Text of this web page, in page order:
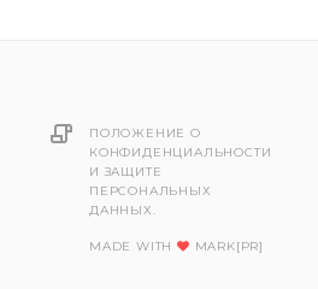
ПОЛОЖЕНИЕ О
КОНФИДЕНЦИАЛЬНОСТИ
И ЗАЩИТЕ
ПЕРСОНАЛЬНЫХ
ДАННЫХ.
MADE WITH MARK[PR]